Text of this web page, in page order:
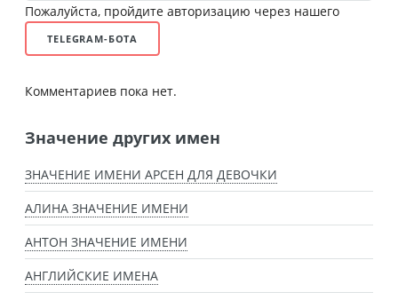
Пожалуйста, пройдите авторизацию через нашего
TELEGRAM-БОТА
Комментариев пока нет.
Значение других имен
ЗНАЧЕНИЕ ИМЕНИ АРСЕН ДЛЯ ДЕВОЧКИ
АЛИНА ЗНАЧЕНИЕ ИМЕНИ
АНТОН ЗНАЧЕНИЕ ИМЕНИ
АНГЛИЙСКИЕ ИМЕНА